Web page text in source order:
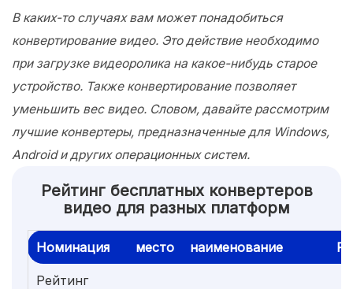
В каких-то случаях вам может понадобиться
конвертирование видео. Это действие необходимо
при загрузке видеоролика на какое-нибудь старое
устройство. Также конвертирование позволяет
уменьшить вес видео. Словом, давайте рассмотрим
лучшие конвертеры, предназначенные для Windows,
Android и других операционных систем.
Рейтинг бесплатных конвертеров
видео для разных платформ
Номинация место наименование
Рейтинг